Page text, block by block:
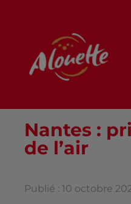
Nantes :
de l’air
Publié : 10 octobre